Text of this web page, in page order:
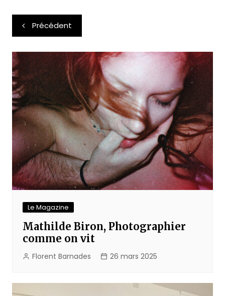
Navigation
de
l’article
Précédent
Le Magazine
Mathilde Biron, Photographier
comme on vit
Florent Barnades 26 mars 2025